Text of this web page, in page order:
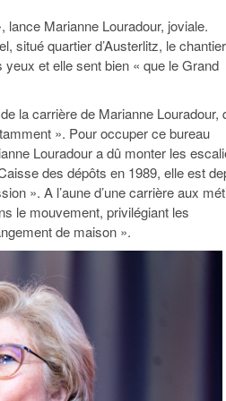
marché de la location de luxe-
Municipales 2026 : la CCI livre 23
relancer l’économie parisienne- 20
Cahier d’expert à destination des
janvier 2026
Exclusif –
feuille de
juillet 2026
À Paris, les
redessinent
16 juillet 2026
Marianne Louradour, joviale.
situé quartier d’Austerlitz, le
et elle sent bien « que le Grand
la carrière de Marianne Louradour,
». Pour occuper ce bureau
Louradour a dû monter les
des dépôts en 1989, elle est
». A l’aune d’une carrière aux
le mouvement, privilégiant les
de maison ».